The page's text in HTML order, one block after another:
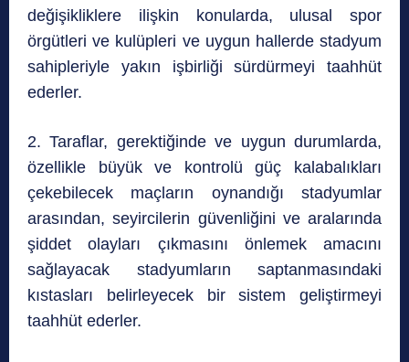
değişikliklere ilişkin konularda, ulusal spor
örgütleri ve kulüpleri ve uygun hallerde stadyum
sahipleriyle yakın işbirliği sürdürmeyi taahhüt
ederler.
2. Taraflar, gerektiğinde ve uygun durumlarda,
özellikle büyük ve kontrolü güç kalabalıkları
çekebilecek maçların oynandığı stadyumlar
arasından, seyircilerin güvenliğini ve aralarında
şiddet olayları çıkmasını önlemek amacını
sağlayacak stadyumların saptanmasındaki
kıstasları belirleyecek bir sistem geliştirmeyi
taahhüt ederler.